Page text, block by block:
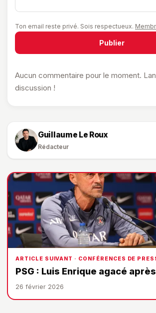
Ton email reste privé. Sois respectueux.
Publier
Aucun commentaire pour le moment.
discussion !
Guillaume Le Roux
Rédacteur
ARTICLE SUIVANT · CONFÉRENCES DE
PSG : Luis Enrique agacé
26 février 2026